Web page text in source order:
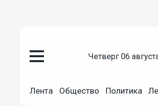
четверг 06
Лента Общество Политика
Автобус №41